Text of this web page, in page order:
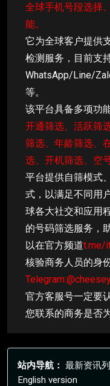
全球手机号段选择
能。
它为全球客户提供
检测服务，目前支
WhatsApp/Line/
等。
该平台具备多项功
开通筛选、活跃筛
筛选、年龄筛选、
选、开机筛选、空
平台提供自筛模式
式，以满足不同用
球各大社交和应用
的号码筛选服务，
以在官方频道t.me/
核验商务人员的身
官方客服号一定要
您联系的商务是否
站内导航： 最新资讯
English version